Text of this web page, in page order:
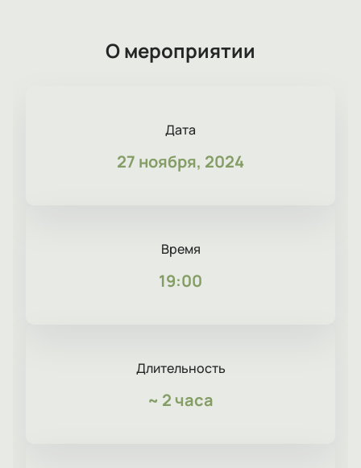
О мероприятии
Дата
27 ноября, 2024
Время
19:00
Длительность
~ 2 часа